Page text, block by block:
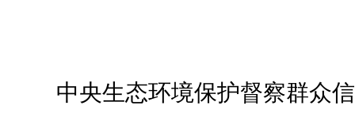
中央生态环境保护督察群众